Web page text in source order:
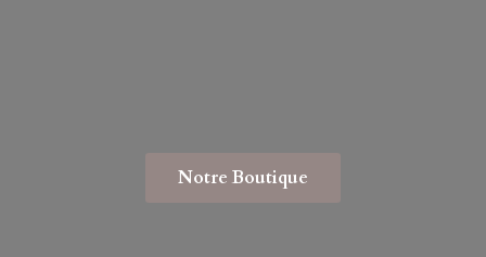
Notre Boutique